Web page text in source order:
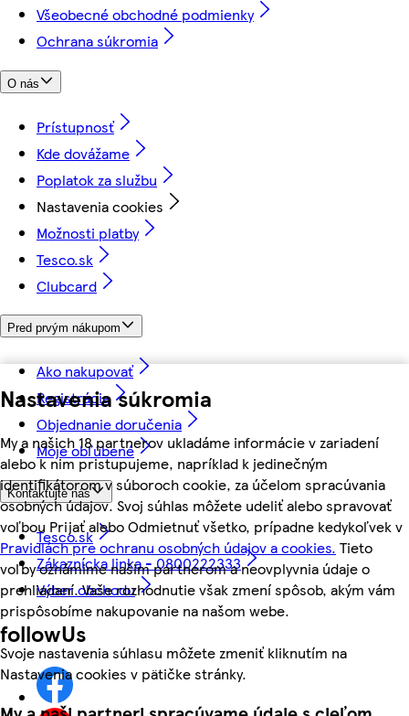
Nastavenia súkromia
My a našich 18 partnerov ukladáme informácie v zariadení
alebo k nim pristupujeme, napríklad k jedinečným
identifikátorom v súboroch cookie, za účelom spracúvania
osobných údajov. Svoj súhlas môžete udeliť alebo spravovať
voľbou Prijať alebo Odmietnuť všetko, prípadne kedykoľvek v
Pravidlách pre ochranu osobných údajov a cookies. Tieto
voľby oznámime našim partnerom a neovplyvnia údaje o
prehliadaní. Vaše rozhodnutie však zmení spôsob, akým vám
prispôsobíme nakupovanie na našom webe.
Svoje nastavenia súhlasu môžete zmeniť kliknutím na
Nastavenia cookies v pätičke stránky.
Všeobecné obchodné podmienky
Ochrana súkromia
O nás
Prístupnosť
Kde dovážame
Poplatok za službu
Nastavenia cookies
Možnosti platby
Tesco.sk
Clubcard
Pred prvým nákupom
Ako nakupovať
Registrácia
Objednanie doručenia
Moje obľúbené
Kontaktujte nás
Tesco.sk
Zákaznícka linka - 0800222333
Výber obchodu
followUs